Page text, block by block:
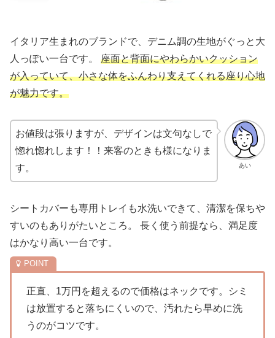
イタリア生まれのブランドで、デニム調の生地がぐっと大
人っぽい一台です。 座面と背面にやわらかいクッション
が入っていて、小さな体をふんわり支えてくれる座り心地
が魅力です。
あい
お値段は張りますが、デザインは文句なしで
惚れ惚れします！！来客のときも様になりま
す。
シートカバーも専用トレイも水洗いできて、清潔を保ちや
すいのもありがたいところ。 長く使う前提なら、満足度
はかなり高い一台です。
正直、1万円を超えるので価格はネックです。シミ
は放置すると落ちにくいので、汚れたら早めに洗
うのがコツです。